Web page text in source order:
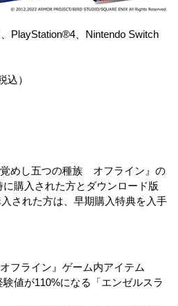
PlayStation®4、Nintendo Switch
込）
めし五つの種族 オフライン』の
購入された方とダウンロード版
された方は、早期購入特典を入手
ライン』ゲーム内アイテム
験値が110%になる「エンゼルスラ